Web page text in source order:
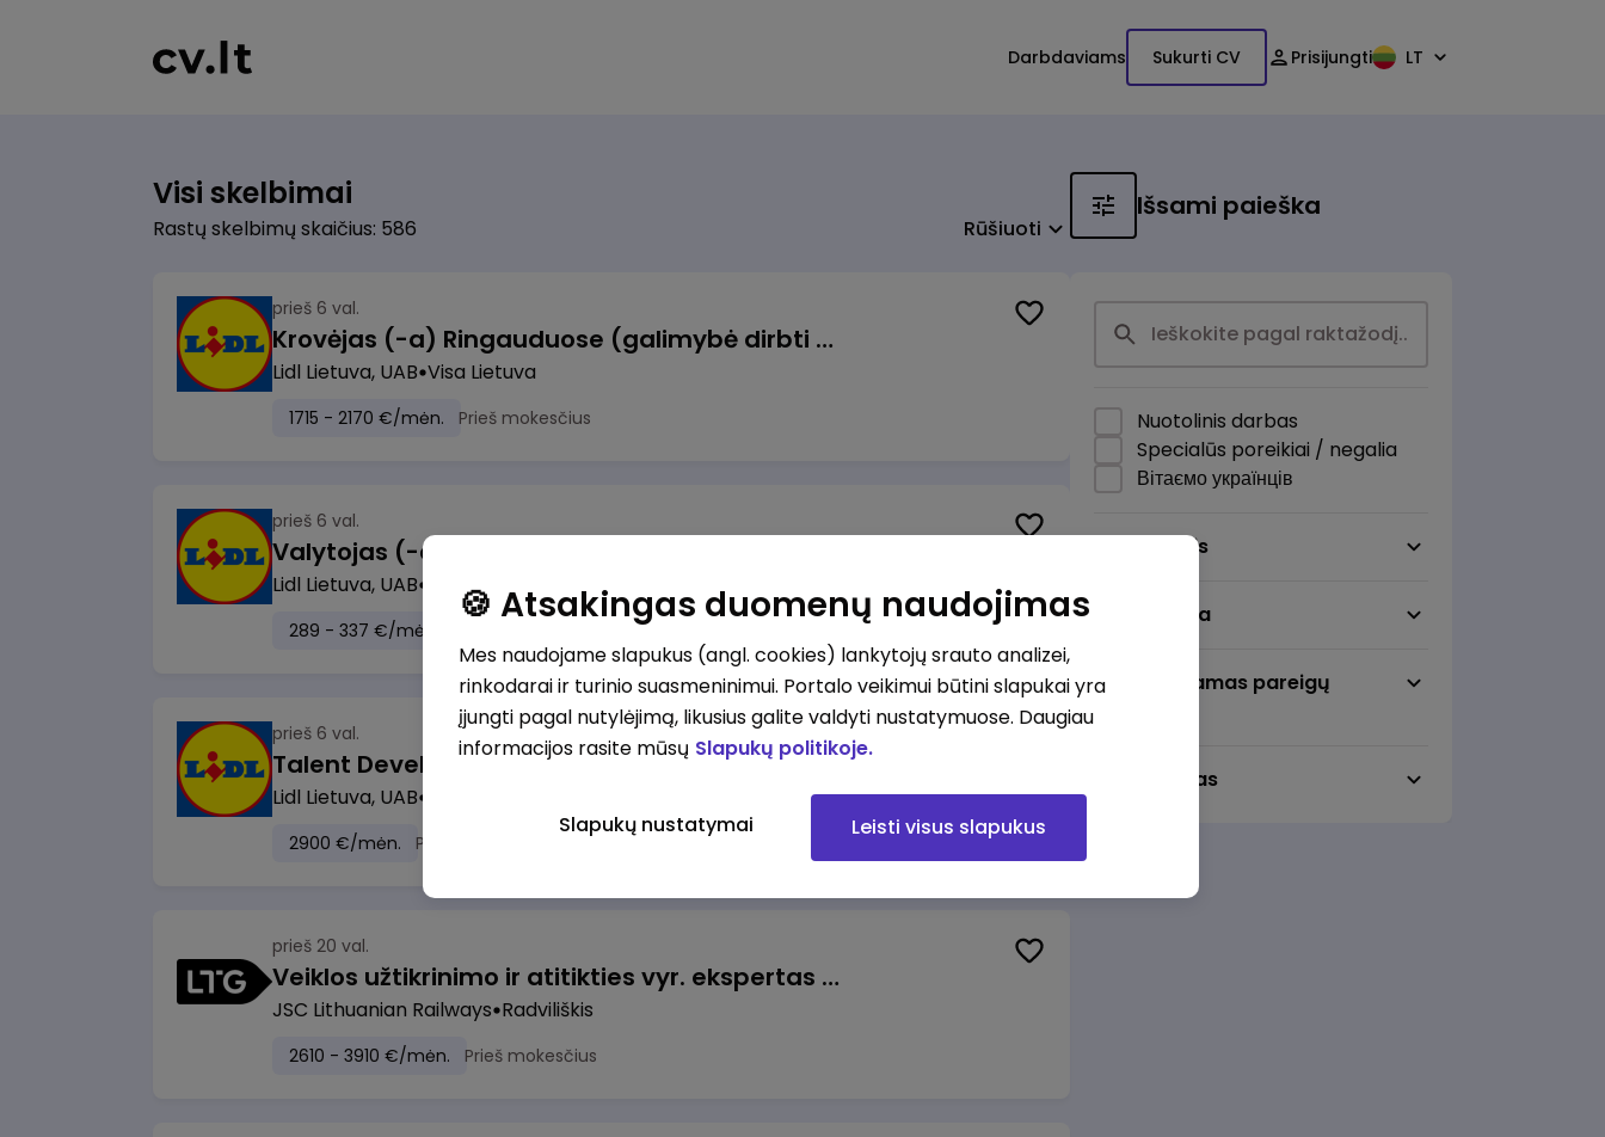
Darbdaviams Sukurti CV Prisijungti LT
Visi skelbimai
Rastų skelbimų skaičius: 586 Rūšiuoti
prieš 6 val.
Krovėjas (-a) Ringauduose (galimybė dirbti nepilnu etatu)
Lidl Lietuva, UAB Visa Lietuva
1715 - 2170 €/mėn. Prieš mokesčius
prieš 6 val.
Lidl Lietuva, UAB Marijampolė
289 - 337 €/mėn.
prieš 6 val.
Talent Development Project Manager (fixed term - 1.5 years)
Lidl Lietuva, UAB
2900 €/mėn. Prieš mokesčius
prieš 20 val.
Veiklos užtikrinimo ir atitikties vyr. ekspertas (-ė) (Radviliškis) (Radviliškis, LT)
JSC Lithuanian Railways Radviliškis
2610 - 3910 €/mėn. Prieš mokesčius
Išsami paieška
Nuotolinis darbas
Specialūs poreikiai / negalia
Вітаємо українців
Darbo sritis
Darbo vieta
Pageidaujamas pareigų
Darbo laikas
🍪 Atsakingas duomenų naudojimas
Mes naudojame slapukus (angl. cookies) lankytojų srauto analizei,
rinkodarai ir turinio suasmeninimui. Portalo veikimui būtini slapukai yra
įjungti pagal nutylėjimą, likusius galite valdyti nustatymuose. Daugiau
informacijos rasite mūsų Slapukų politikoje.
Slapukų nustatymai Leisti visus slapukus